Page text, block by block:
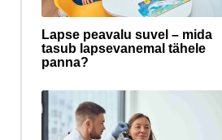
Lapse peavalu suvel – mida
tasub lapsevanemal tähele
panna?